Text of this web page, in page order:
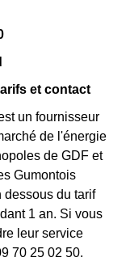
et contact
un fournisseur
de l'énergie
de GDF et
Gumontois
dessous du tarif
1 an. Si vous
leur service
70 25 02 50.